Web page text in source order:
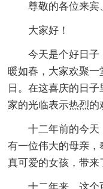
尊敬的各位来宾
大家好！
今天是个好日子
暖如春，大家欢聚
日。在这喜庆的日
家的光临表示热烈的
十二年前的今天
有一位伟大的母亲
真可爱的女孩，带来